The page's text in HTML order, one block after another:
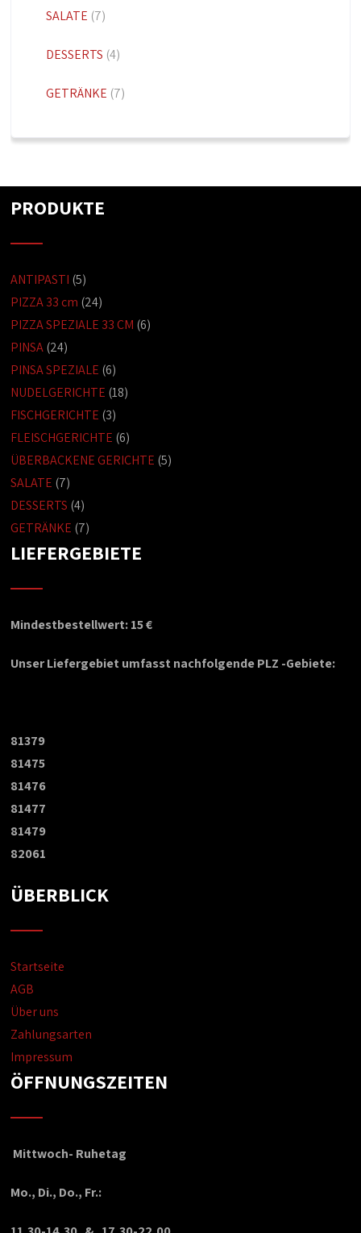
SALATE (7)
DESSERTS (4)
GETRÄNKE (7)
PRODUKTE
ANTIPASTI (5)
PIZZA 33 cm (24)
PIZZA SPEZIALE 33 CM (6)
PINSA(24)
PINSA SPEZIALE (6)
NUDELGERICHTE (18)
FISCHGERICHTE (3)
FLEISCHGERICHTE (6)
ÜBERBACKENE GERICHTE (5)
SALATE (7)
DESSERTS (4)
GETRÄNKE (7)
LIEFERGEBIETE
Mindestbestellwert: 15 €
Unser Liefergebiet umfasst nachfolgende PLZ -Gebiete:
81379
81475
81476
81477
81479
82061
ÜBERBLICK
Startseite
AGB
Über uns
Zahlungsarten
Impressum
ÖFFNUNGSZEITEN
Mittwoch- Ruhetag
Mo., Di., Do., Fr.: